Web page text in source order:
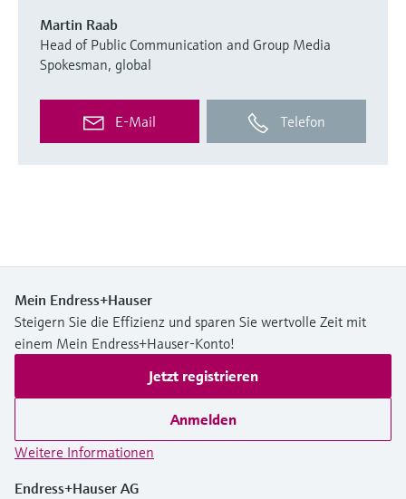
Martin Raab
Head of Public Communication and Group Media
Spokesman, global
E-Mail Telefon
Mein Endress+Hauser
Steigern Sie die Effizienz und sparen Sie wertvolle Zeit mit
einem Mein Endress+Hauser-Konto!
Jetzt registrieren
Anmelden
Weitere Informationen
Endress+Hauser AG